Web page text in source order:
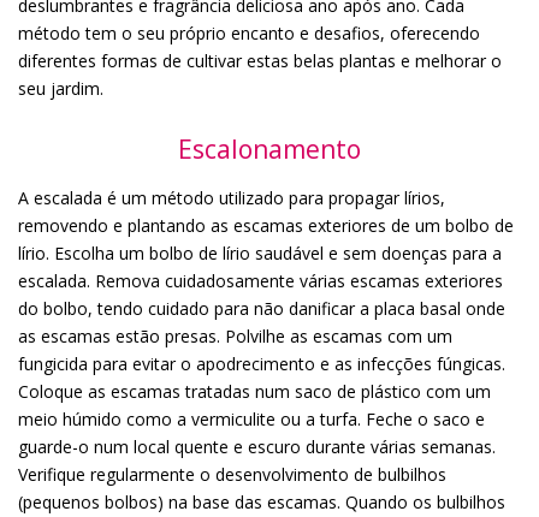
deslumbrantes e fragrância deliciosa ano após ano. Cada
método tem o seu próprio encanto e desafios, oferecendo
diferentes formas de cultivar estas belas plantas e melhorar o
seu jardim.
Escalonamento
A escalada é um método utilizado para propagar lírios,
removendo e plantando as escamas exteriores de um bolbo de
lírio. Escolha um bolbo de lírio saudável e sem doenças para a
escalada. Remova cuidadosamente várias escamas exteriores
do bolbo, tendo cuidado para não danificar a placa basal onde
as escamas estão presas. Polvilhe as escamas com um
fungicida para evitar o apodrecimento e as infecções fúngicas.
Coloque as escamas tratadas num saco de plástico com um
meio húmido como a vermiculite ou a turfa. Feche o saco e
guarde-o num local quente e escuro durante várias semanas.
Verifique regularmente o desenvolvimento de bulbilhos
(pequenos bolbos) na base das escamas. Quando os bulbilhos